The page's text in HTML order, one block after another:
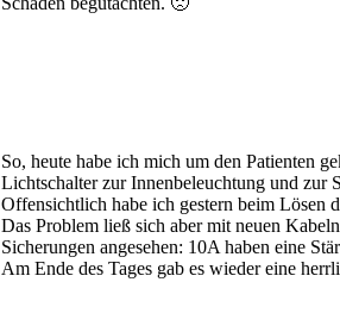
So, heute habe ich mich um den Patienten
Lichtschalter zur Innenbeleuchtung und zur
Offensichtlich habe ich gestern beim Lösen
Das Problem ließ sich aber mit neuen
Sicherungen angesehen: 10A haben eine
Am Ende des Tages gab es wieder eine